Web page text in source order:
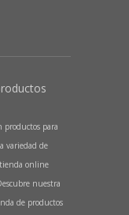
productos para
variedad de
online
nuestra
de productos